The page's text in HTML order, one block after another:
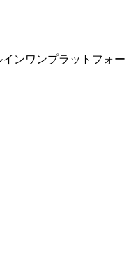
ンワンプラットフォー